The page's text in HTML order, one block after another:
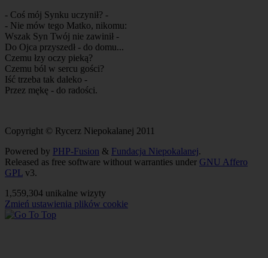
- Coś mój Synku uczynił? -
- Nie mów tego Matko, nikomu:
Wszak Syn Twój nie zawinił -
Do Ojca przyszedł - do domu...
Czemu łzy oczy pieką?
Czemu ból w sercu gości?
Iść trzeba tak daleko -
Przez mękę - do radości.
Copyright © Rycerz Niepokalanej 2011
Powered by PHP-Fusion & Fundacja Niepokalanej.
Released as free software without warranties under GNU Affero
GPL v3.
1,559,304 unikalne wizyty
Zmień ustawienia plików cookie